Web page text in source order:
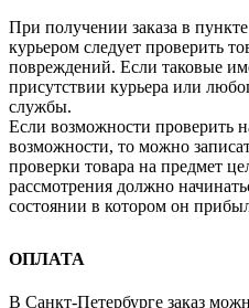
При получении заказа в
курьером следует проверить
повреждений. Если таковые
присутствии курьера или
службы.
Если возможности проверить
возможности, то можно
проверки товара на предмет
рассмотрения должно
состоянии в котором он
ОПЛАТА
В Санкт-Петербурге заказ